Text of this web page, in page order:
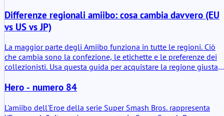
collegato all'ecosistema amiibo di Nintendo. Quando viene
scansionata, la statuina collega il personaggio di Celeste ai
giochi compatibili. Il valore dell'amiibo risiede principalmente
nel permettere la comparsa del personaggio e piccole
di gioco che altrimenti apparirebbero solo in circostanze
specifiche.
Differenze regionali amiibo: cosa cambia davvero (EU
vs US vs JP)
La maggior parte degli Amiibo funziona in tutte le regioni. Ciò
che cambia sono la confezione, le etichette e le preferenze dei
collezionisti. Usa questa guida per acquistare la regione giusta
Hero - numero 84
L'amiibo dell'Eroe della serie Super Smash Bros. rappresenta